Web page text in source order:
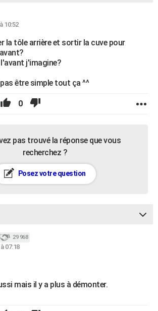
10:52
la tôle arrière et sortir la cuve pour
j'imagine?
être simple tout ça ^^
0
pas trouvé la réponse que vous
recherchez ?
Posez votre question
29 968
07:18
mais il y a plus à démonter.